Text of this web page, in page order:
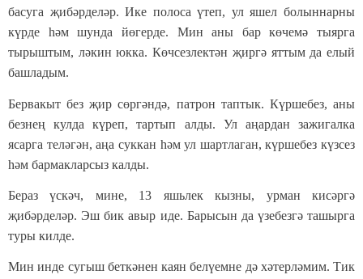
басуга җибәрделәр. Ике полоса үтеп, ул яшел болыннарны
күрде һәм шунда йөгерде. Мин аны бар көчемә тыярга
тырыштым, ләкин юкка. Көчсезлектән җиргә яттым да елый
башладым.
Бервакыт без җир сөргәндә, патрон таптык. Күршебез, аны
безнең кулда күреп, тартып алды. Ул аңардан зажигалка
ясарга теләгән, аңа суккан һәм ул шартлаган, күршебез күзсез
һәм бармакларсыз калды.
Бераз үскәч, мине, 13 яшьлек кызны, урман кисәргә
җибәрделәр. Эш бик авыр иде. Барысын да үзебезгә ташырга
туры килде.
Мин инде сугыш беткәнен каян белүемне дә хәтерләмим. Тик